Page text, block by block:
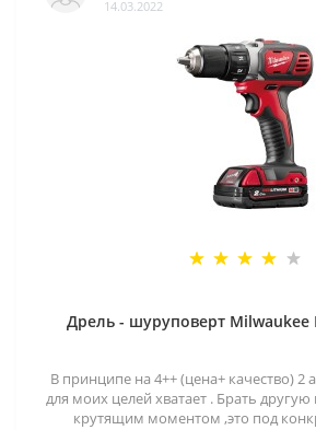
14.03.2022
Дрель - шуруповерт Milwaukee
В принципе на 4++ (цена+ качество) 2
для моих целей хватает . Брать
крутящим моментом ,это под